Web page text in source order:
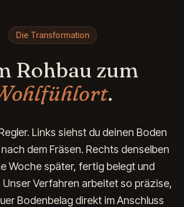
Die Transformation
Rohbau zum
.
Links siehst du deinen Boden
dem Fräsen. Rechts denselben
Woche später, fertig belegt und
Verfahren arbeitet so präzise,
Bodenbelag direkt im Anschluss